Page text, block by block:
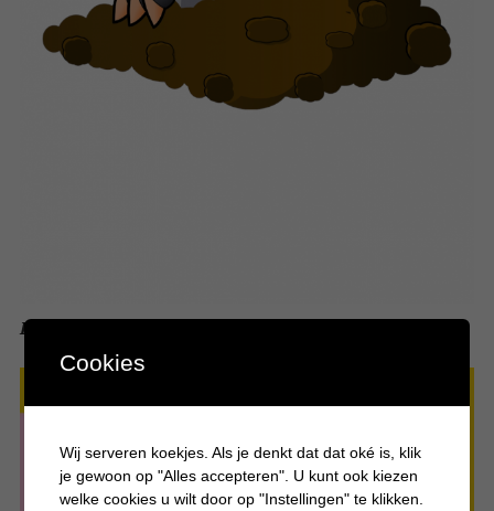
Boomerang serie Molmans + win een rugzak vol goodies
Cookies
Wij serveren koekjes. Als je denkt dat dat oké is, klik
je gewoon op "Alles accepteren". U kunt ook kiezen
welke cookies u wilt door op "Instellingen" te klikken.